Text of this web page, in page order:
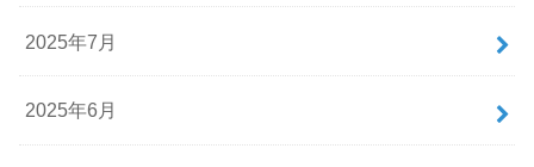
2025年7月
2025年6月